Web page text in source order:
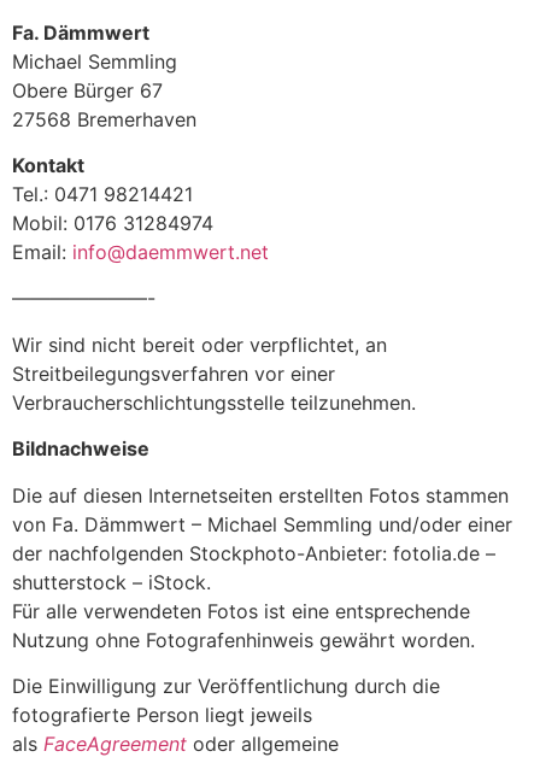
Fa. Dämmwert
Michael Semmling
Obere Bürger 67
27568 Bremerhaven
Kontakt
Tel.: 0471 98214421
Mobil: 0176 31284974
Email: info@daemmwert.net
———————-
Wir sind nicht bereit oder verpflichtet, an
Streitbeilegungsverfahren vor einer
Verbraucherschlichtungsstelle teilzunehmen.
Bildnachweise
Die auf diesen Internetseiten erstellten Fotos stammen
von Fa. Dämmwert – Michael Semmling und/oder einer
der nachfolgenden Stockphoto-Anbieter: fotolia.de –
shutterstock – iStock.
Für alle verwendeten Fotos ist eine entsprechende
Nutzung ohne Fotografenhinweis gewährt worden.
Die Einwilligung zur Veröffentlichung durch die
fotografierte Person liegt jeweils
als FaceAgreement oder allgemeine